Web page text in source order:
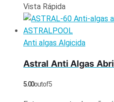
Vista Rápida
Anti algas Algicida
Astral Anti Algas
5.00out of 5